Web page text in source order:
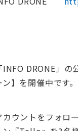
「INFO DRONE」
ン】を開催中です。
カウントをフォロ